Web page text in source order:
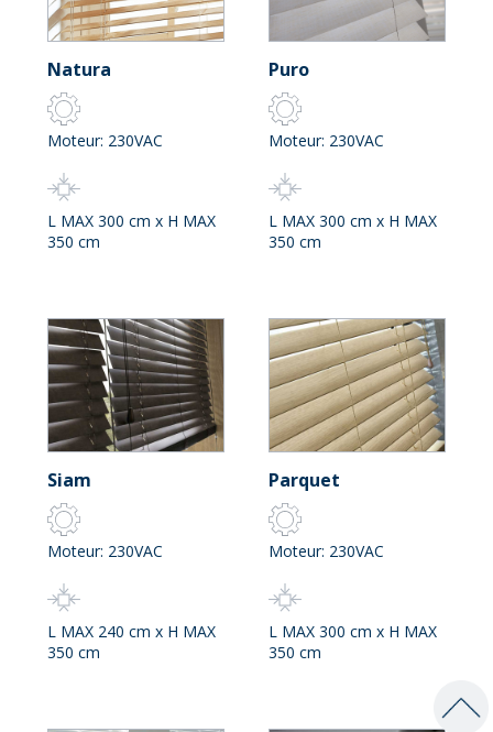
Natura
Moteur: 230VAC
L MAX 300 cm x H MAX
350 cm
Puro
Moteur: 230VAC
L MAX 300 cm x H MAX
350 cm
Siam
Moteur: 230VAC
L MAX 240 cm x H MAX
350 cm
Parquet
Moteur: 230VAC
L MAX 300 cm x H MAX
350 cm